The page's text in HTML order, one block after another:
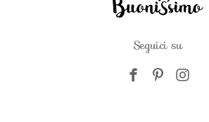
Seguici su